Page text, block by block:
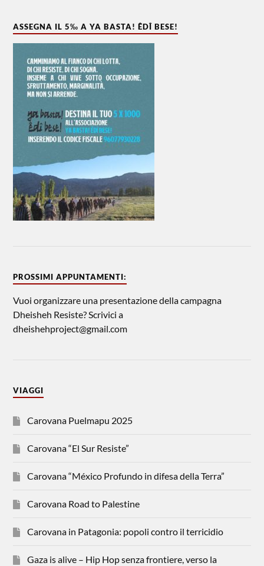
ASSEGNA IL 5‰ A YA BASTA! ÊDÎ BESE!
PROSSIMI APPUNTAMENTI:
Vuoi organizzare una presentazione della campagna
Dheisheh Resiste? Scrivici a
dheishehproject@gmail.com
VIAGGI
Carovana Puelmapu 2025
Carovana “El Sur Resiste”
Carovana “México Profundo in difesa della Terra”
Carovana Road to Palestine
Carovana in Patagonia: popoli contro il terricidio
Gaza is alive – Hip Hop senza frontiere, verso la